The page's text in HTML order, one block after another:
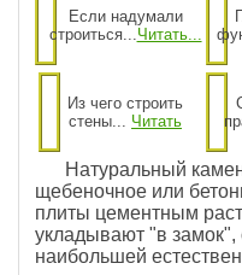
Если надумали
строиться... Читать...
Из чего строить
стены... Читать
Натуральный
щебеночное или
плиты цементным
укладывают "в
наибольшей